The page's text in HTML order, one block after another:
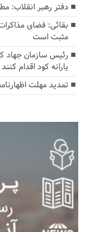
دفتر رهبر انقلاب:
بقائی: فضای
مثبت است
رئیس سازمان جهاد
یارانه کود اقدام کنند
تمدید مهلت اظهارنامه‌های